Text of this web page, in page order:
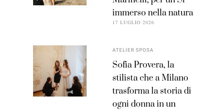
immerso nella natura
17 LUGLIO 2026
ATELIER SPOSA
Sofia Provera, la
stilista che a Milano
trasforma la storia di
ogni donna in un